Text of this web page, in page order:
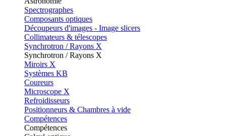
Spectrographes
Composants optiques
Découpeurs d'images - Image slicers
Collimateurs & télescopes
Synchrotron / Rayons X
Synchrotron / Rayons X
Miroirs X
Systèmes KB
Coureurs
Microscope X
Refroidisseurs
Positionneurs & Chambres à vide
Compétences
Compétences